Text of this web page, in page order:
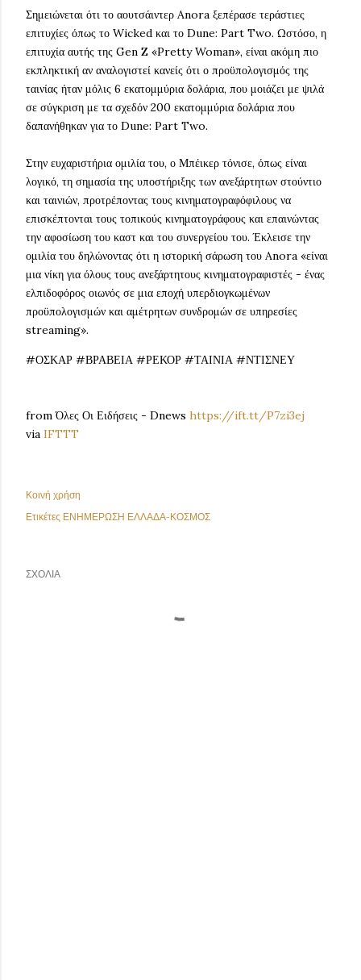
Σημειώνεται ότι το αουτσάιντερ Anora ξεπέρασε τεράστιες
επιτυχίες όπως το Wicked και το Dune: Part Two. Ωστόσο, η
επιτυχία αυτής της Gen Z «Pretty Woman», είναι ακόμη πιο
εκπληκτική αν αναλογιστεί κανείς ότι ο προϋπολογισμός της
ταινίας ήταν μόλις 6 εκατομμύρια δολάρια, που μοιάζει με ψιλά
σε σύγκριση με τα σχεδόν 200 εκατομμύρια δολάρια που
δαπανήθηκαν για το Dune: Part Two.
Στην ευχαριστήρια ομιλία του, ο Μπέικερ τόνισε, όπως είναι
λογικό, τη σημασία της υποστήριξης των ανεξάρτητων στούντιο
και ταινιών, προτρέποντας τους κινηματογραφόφιλους να
επισκέπτονται τους τοπικούς κινηματογράφους και επαινώντας
την αφοσίωση του καστ και του συνεργείου του. Έκλεισε την
ομιλία του δηλώνοντας ότι η ιστορική σάρωση του Anora «είναι
μια νίκη για όλους τους ανεξάρτητους κινηματογραφιστές - ένας
ελπιδοφόρος οιωνός σε μια εποχή υπερδιογκωμένων
προϋπολογισμών και αμέτρητων συνδρομών σε υπηρεσίες
streaming».
#ΟΣΚΑΡ #ΒΡΑΒΕΙΑ #ΡΕΚΟΡ #ΤΑΙΝΙΑ #ΝΤΙΣΝΕΥ
from Όλες Οι Ειδήσεις - Dnews https://ift.tt/P7zi3ej
via IFTTT
Κοινή χρήση
Ετικέτες ΕΝΗΜΕΡΩΣΗ ΕΛΛΑΔΑ-ΚΟΣΜΟΣ
ΣΧΌΛΙΑ